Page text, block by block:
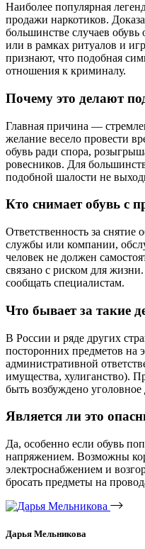
Наиболее популярная
продажи наркотиков.
большинстве случаев обувь
или в рамках ритуалов и
признают, что подобная
отношения к криминалу.
Почему это делают
Главная причина —
желание весело провести
обувь ради спора,
ровесников. Для
подобной шалости не
Кто снимает обувь с
Ответственность за
службы или компании,
человек не должен
связано с риском для
сообщать специалистам.
Что бывает за такие
В России и ряде других
посторонних предметов на
административной
имущества, хулиганство).
быть возбуждено уголовное
Является ли это
Да, особенно если обувь
напряжением. Возможны
электроснабжением и
бросать предметы на
Дарья Мельникова